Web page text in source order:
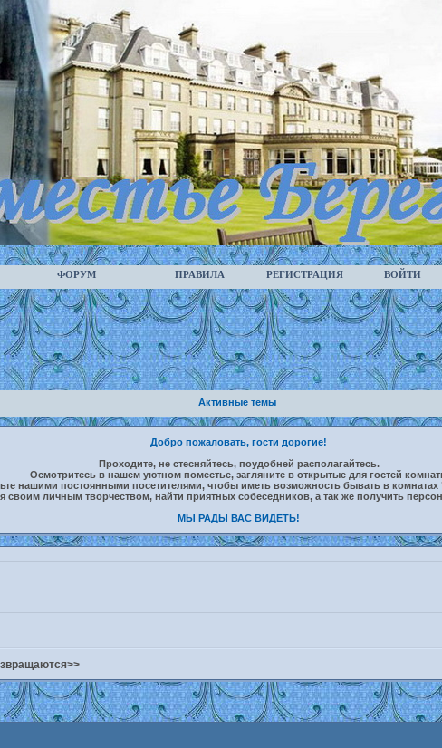
ФОРУМ ПРАВИЛА РЕГИСТРАЦИЯ ВОЙТИ
Активные темы
Добро пожаловать, гости дорогие!
Проходите, не стесняйтесь, поудобней располагайтесь.
Осмотритесь в нашем уютном поместье, загляните в открытые для гостей
нашими постоянными посетителями, чтобы иметь возможность бывать в комнатах
своим личным творчеством, найти приятных собеседников, а так же получить
МЫ РАДЫ ВАС ВИДЕТЬ!